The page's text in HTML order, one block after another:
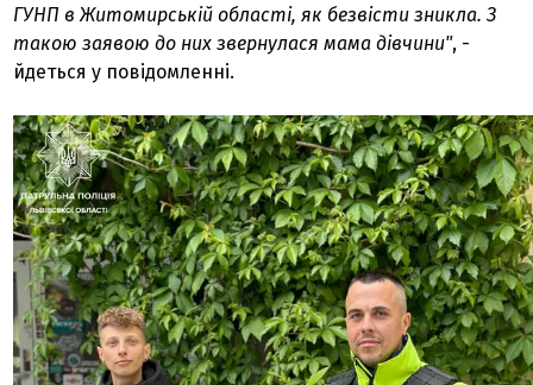
ГУНП в Житомирській області, як безвісти зникла. З
такою заявою до них звернулася мама дівчини", -
йдеться у повідомленні.